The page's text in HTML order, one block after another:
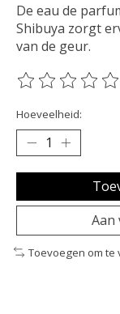
De eau de
Shibuya zorgt
van de geur.
De beoordeling
Hoeveelheid:
Aan
Toevoegen om te